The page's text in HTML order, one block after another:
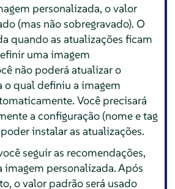
personalizada, o valor
(mas não sobregravado). O
quando as atualizações ficam
uma imagem
não poderá atualizar o
o qual definiu a imagem
Você precisará
a configuração (nome e tag
instalar as atualizações.
seguir as recomendações,
imagem personalizada. Após
o valor padrão será usado